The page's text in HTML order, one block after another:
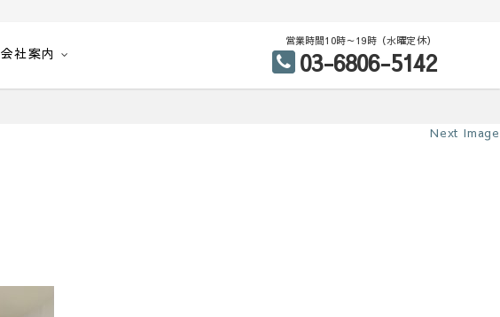
会社案内
営業時間10時～19時（水曜定休）
03-6806-5142
Next Image